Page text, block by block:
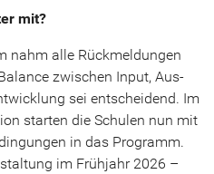
mit?
nahm alle Rück­mel­dun­gen
zwi­schen Input, Aus­
sei ent­schei­dend. Im
star­ten die Schu­len nun mit
in das Pro­gramm.
im Früh­jahr 2026 –